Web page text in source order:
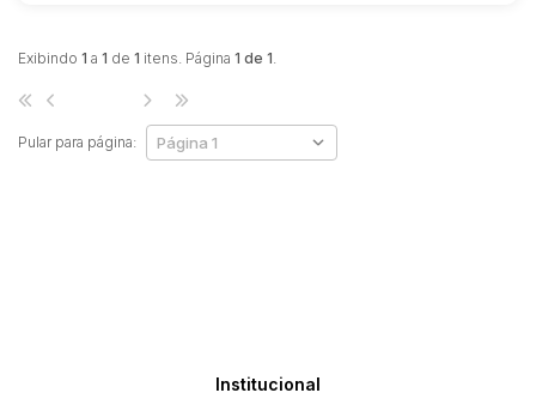
Exibindo 1 a 1 de 1 itens. Página 1 de 1.
Pular para página:
Institucional